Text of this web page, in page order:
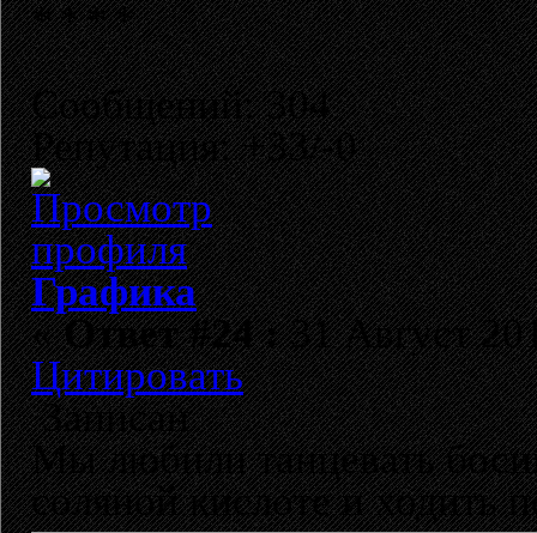
Сообщений: 304
Репутация: +33/-0
Графика
«Ответ #24 :31 Август
Цитировать
Записан
Мы любили танцевать
соляной кислоте и ходить